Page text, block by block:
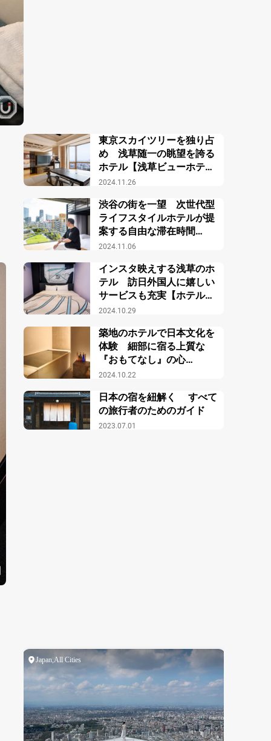
2024.11.26
東京スカイツリーを独り占
め 浅草随一の眺望を誇る
ホテル【浅草ビューホテ
ル】
2024.11.06
渋谷の街を一望 次世代型
ライフスタイルホテルが提
案する自由な滞在時間
【sequence MIYASHITA
2024.10.29
インスタ映えする浅草のホ
テル 訪日外国人に嬉しい
サービスも充実【ホテルタ
ビノス浅草】
2024.10.22
築地のホテルで日本文化を
体験 細部に宿る上質な
『おもてなし』の心
【TSUKI 東京】
2023.07.01
日本の宿を紐解く すべて
の旅行者のためのガイド